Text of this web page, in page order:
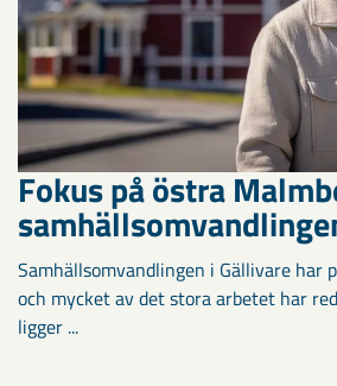
Fokus på östra
Samhällsomvandlingen i Gällivare har
och mycket av det stora arbetet har
ligger ...